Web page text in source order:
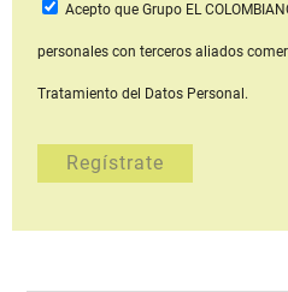
Acepto que Grupo EL
personales con terceros aliados
Tratamiento del Datos Personal.